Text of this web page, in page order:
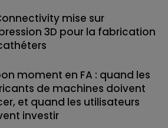
mise sur
3D pour la fabrication
moment en FA : quand les
de machines doivent
et quand les utilisateurs
investir